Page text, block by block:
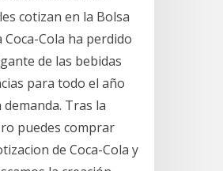
cotizan en la Bolsa
Coca-Cola ha perdido
de las bebidas
para todo el año
Tras la
puedes comprar
de Coca-Cola y